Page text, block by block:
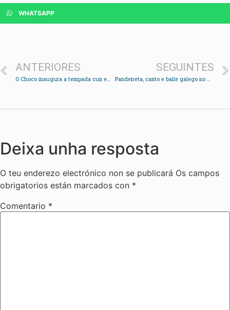
WHATSAPP
ANTERIORES
O Choco inaugura a tempada cun empate fronte ao Céltiga
SEGUINTES
Pandeireta, canto e baile galego no Viso
Deixa unha resposta
O teu enderezo electrónico non se publicará Os campos
obrigatorios están marcados con *
Comentario *